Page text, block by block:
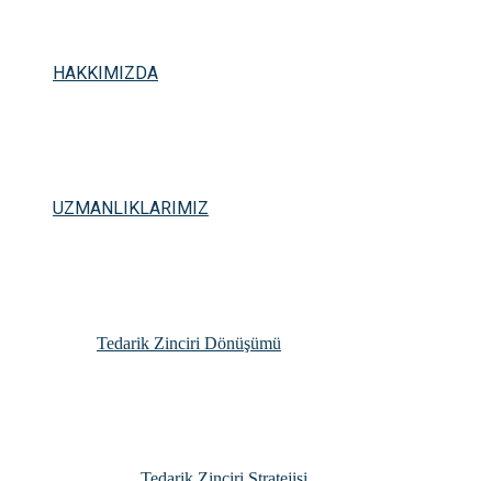
HAKKIMIZDA
UZMANLIKLARIMIZ
Tedarik Zinciri Dönüşümü